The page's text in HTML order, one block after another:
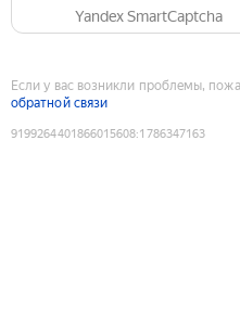
Yandex SmartCaptcha
Если у вас возникли проблемы,
обратной связи
9199264401866015608:1786347163